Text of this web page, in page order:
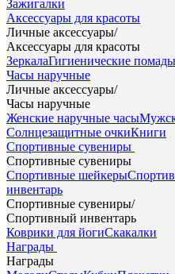
Зажигалки
Аксессуары для красоты
Личные аксессуары/
Аксессуары для красоты
ЗеркалаГигиенические помады
Часы наручные
Личные аксессуары/
Часы наручные
Женские наручные часы
Солнцезащитные очкиКниги
Спортивные сувениры
Спортивные сувениры
Спортивные шейкеры
инвентарь
Спортивные сувениры/
Спортивный инвентарь
Коврики для йогиСкакалки
Награды
Награды